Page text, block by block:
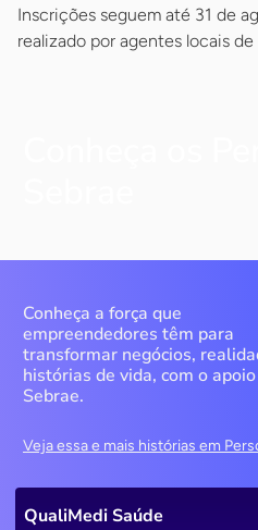
Inscrições seguem até 31 de
realizado por agentes locais
Conheça a força que
empreendedores têm para
transformar negócios,
histórias de vida, com o
Sebrae.
Veja essa e mais histórias em
QualiMedi Saúde